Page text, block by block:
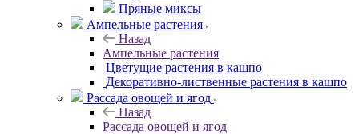
Пряные миксы
Ампельные растения
Назад
Ампельные растения
Цветущие растения в кашпо
Декоративно-лиственные растения в кашпо
Рассада овощей и ягод
Назад
Рассада овощей и ягод